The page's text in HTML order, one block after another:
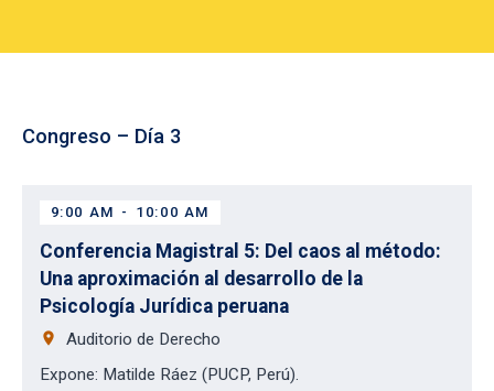
Congreso – Día 3
9:00 AM - 10:00 AM
Conferencia Magistral 5: Del caos al método:
Una aproximación al desarrollo de la
Psicología Jurídica peruana
place
Auditorio de Derecho
Expone: Matilde Ráez (PUCP, Perú).